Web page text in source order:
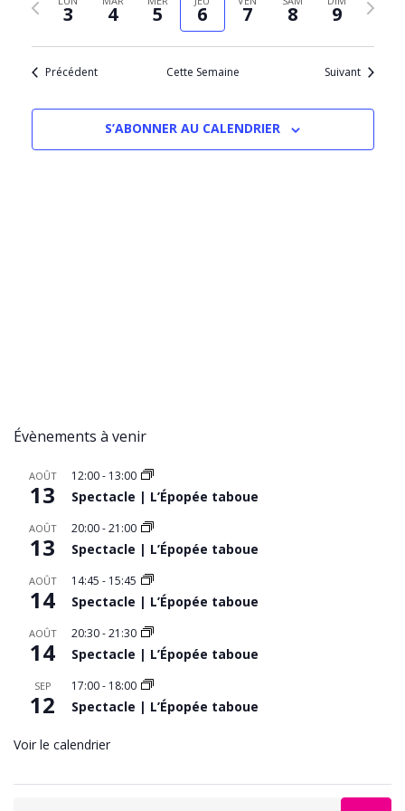
date
3 4 5 6 7 8 9
précédente
Précédent Cette Semaine Suivant
S’ABONNER AU CALENDRIER
Évènements à venir
AOÛT
13
12:00- 13:00
Spectacle | L’Épopée taboue
AOÛT
13
20:00-21:00
Spectacle | L’Épopée taboue
AOÛT
14
14:45 - 15:45
Spectacle | L’Épopée taboue
AOÛT
14
20:30-21:30
Spectacle | L’Épopée taboue
SEP
12
17:00- 18:00
Spectacle | L’Épopée taboue
Voir le calendrier